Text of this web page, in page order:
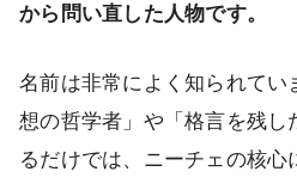
から問い直した人物です。
名前は非常によく知られてい
想の哲学者」や「格言を残し
るだけでは、ニーチェの核心